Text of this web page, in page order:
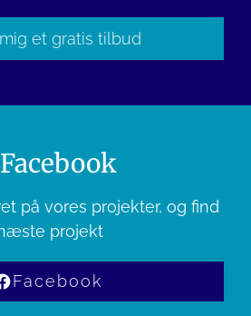
på vores projekter, og find
projekt
Facebook